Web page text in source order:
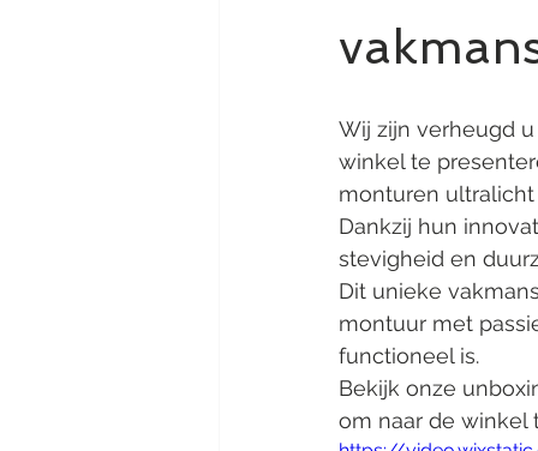
Wij zijn verheugd
winkel te
monturen
Dankzij hun
stevigheid en
Dit unieke
montuur met
functioneel is.
Bekijk onze
om naar de winkel